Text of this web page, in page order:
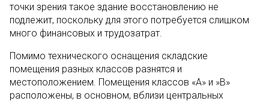
точки зрения такое здание восстановлению не
подлежит, поскольку для этого потребуется слишком
много финансовых и трудозатрат.
Помимо технического оснащения складские
помещения разных классов разнятся и
местоположением. Помещения классов «А» и »В»
расположены, в основном, вблизи центральных